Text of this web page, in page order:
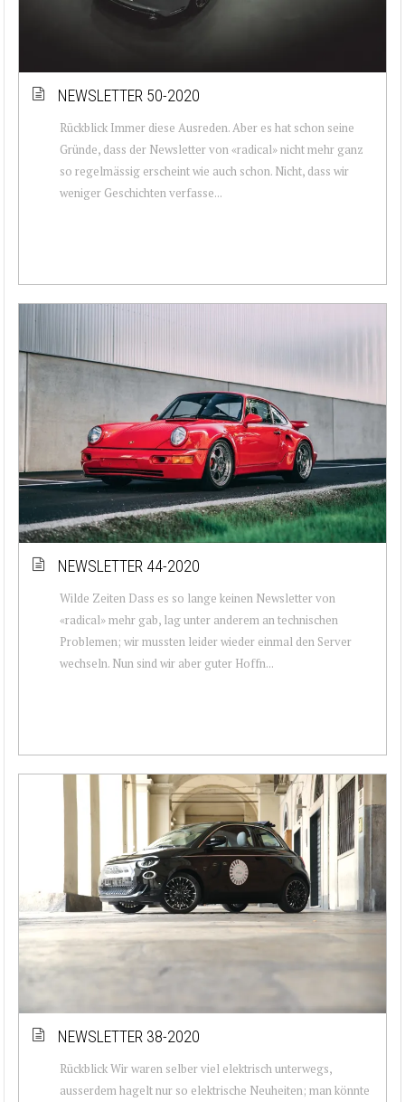
NEWSLETTER 50-2020
Rückblick Immer diese Ausreden. Aber es hat schon seine
Gründe, dass der Newsletter von «radical» nicht mehr ganz
so regelmässig erscheint wie auch schon. Nicht, dass wir
weniger Geschichten verfasse...
NEWSLETTER 44-2020
Wilde Zeiten Dass es so lange keinen Newsletter von
«radical» mehr gab, lag unter anderem an technischen
Problemen; wir mussten leider wieder einmal den Server
wechseln. Nun sind wir aber guter Hoffn...
NEWSLETTER 38-2020
Rückblick Wir waren selber viel elektrisch unterwegs,
ausserdem hagelt nur so elektrische Neuheiten; man könnte